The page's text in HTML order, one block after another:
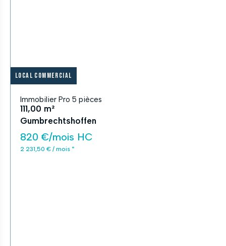
Local commercial
Immobilier Pro 5 pièces
111,00 m²
Gumbrechtshoffen
820 €/mois HC
2 231,50 € / mois *